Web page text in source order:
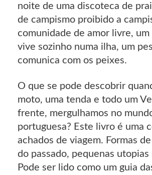
noite de uma discoteca de
de campismo proibido a
comunidade de amor livre, um
vive sozinho numa ilha, um
comunica com os peixes.
O que se pode descobrir
moto, uma tenda e todo um
frente, mergulhamos no
portuguesa? Este livro é uma
achados de viagem. Formas
do passado, pequenas
Pode ser lido como um guia